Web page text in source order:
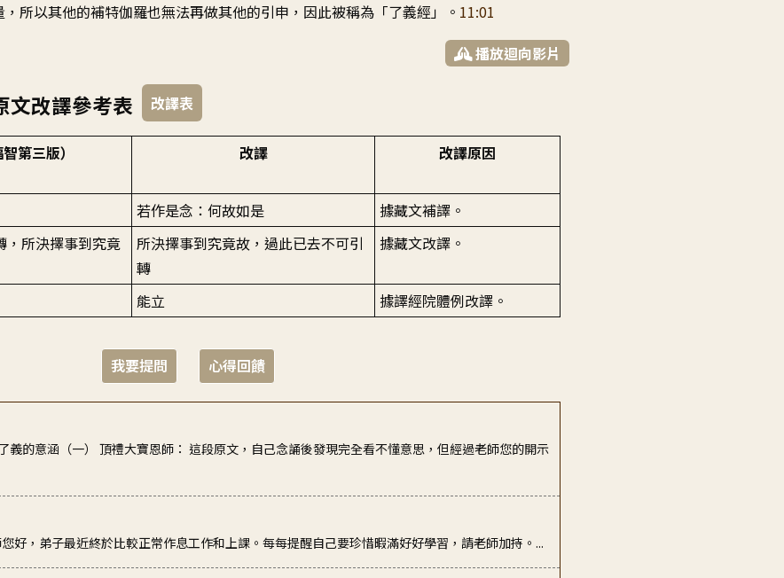
， 所以其他的補特伽羅也無法再做其他的引申 ， 因此被稱為「了義經」。 11:01
播放迴向影片
文改譯參考表 改譯表
第三版） 改譯 改譯原因
若作是念：何故如是
據藏文補譯。
，所決擇事到究竟
所決擇事到究竟故，過此已去不可引
轉
據藏文改譯。
能立 據譯經院體例改譯。
我要提問 心得回饋
的意涵（一） 頂禮大寶恩師： 這段原文，自己念誦後發現完全看不懂意思，但經過老師您的開示
好，弟子最近終於比較正常作息工作和上課。每每提醒自己要珍惜暇滿好好學習，請老師加持。...